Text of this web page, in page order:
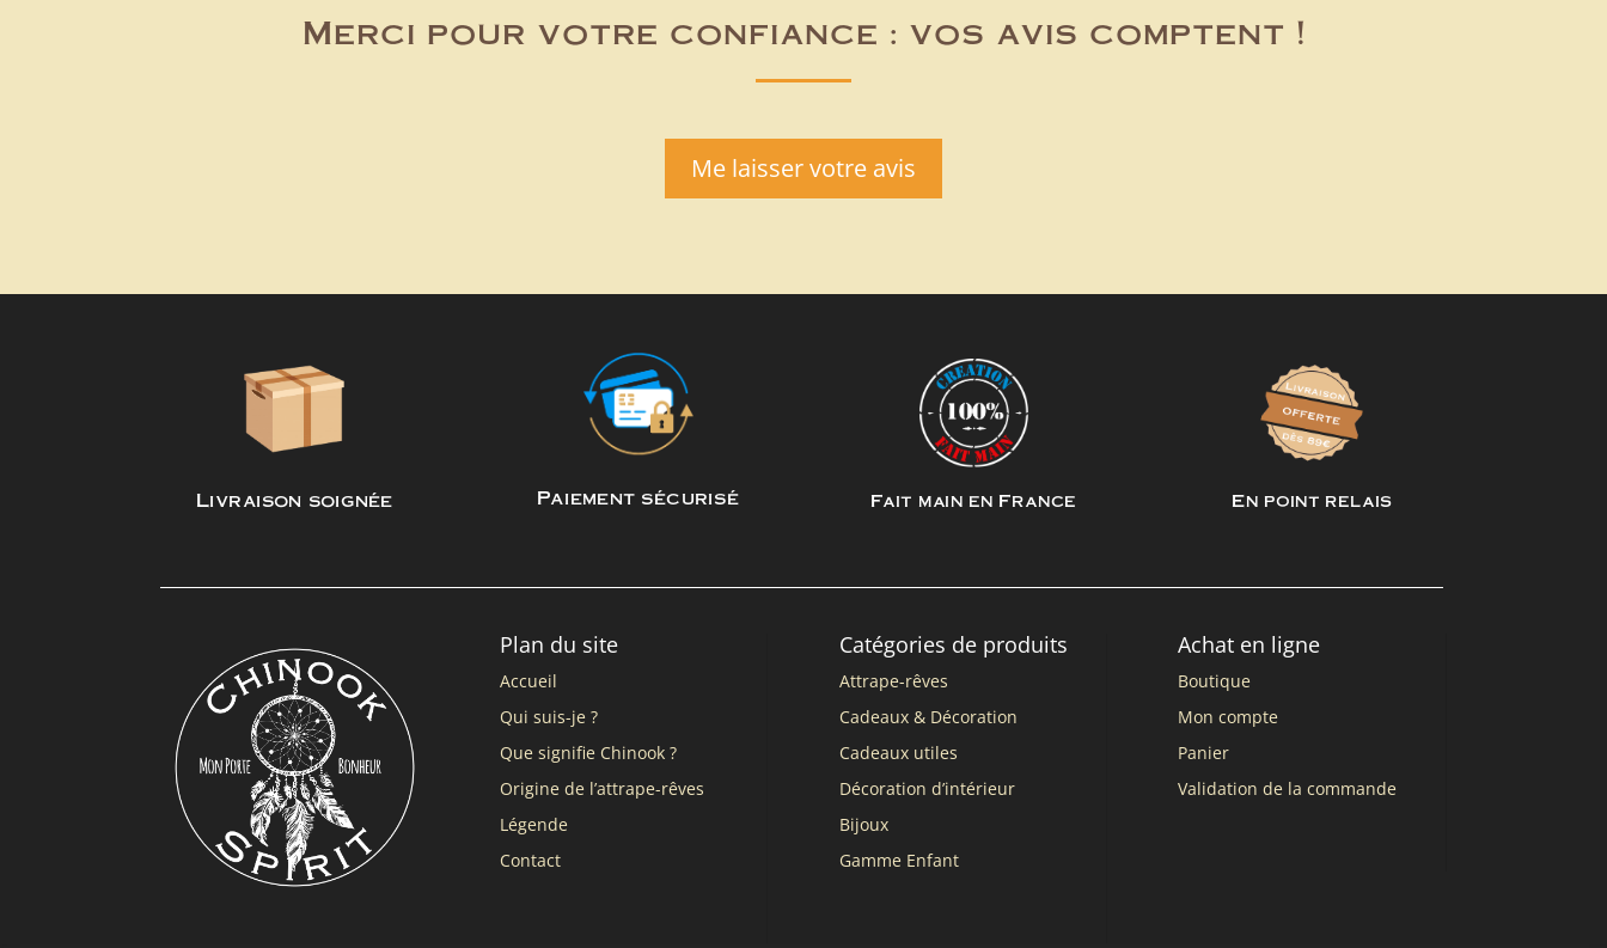
Merci pour votre confiance : vos avis comptent !
Me laisser votre avis
Livraison soignée Paiement sécurisé Fait main en France En point relais
Plan du site
Accueil
Qui suis-je ?
Que signifie Chinook ?
Origine de l’attrape-rêves
Légende
Contact
Catégories de produits
Attrape-rêves
Cadeaux & Décoration
Cadeaux utiles
Décoration d’intérieur
Bijoux
Gamme Enfant
Achat en ligne
Boutique
Mon compte
Panier
Validation de la commande